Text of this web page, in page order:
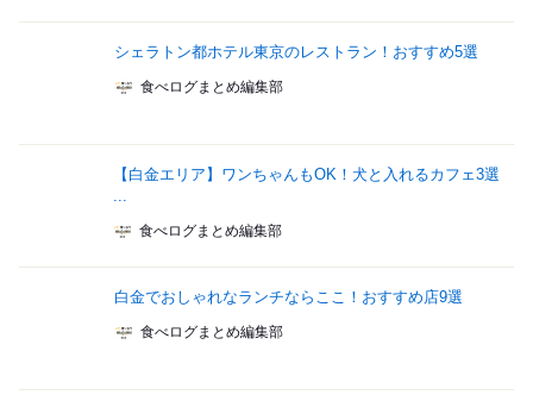
シェラトン都ホテル東京のレストラン！おすすめ5選
食べログまとめ編集部
【白金エリア】ワンちゃんもOK！犬と入れるカフェ3選
...
食べログまとめ編集部
白金でおしゃれなランチならここ！おすすめ店9選
食べログまとめ編集部